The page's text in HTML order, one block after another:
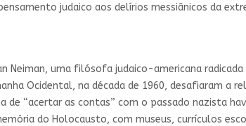
judaico aos delírios messiânicos da
uma filósofa judaico-americana radicada
Ocidental, na década de 1960, desafiaram a
de “acertar as contas” com o passado nazista
do Holocausto, com museus, currículos